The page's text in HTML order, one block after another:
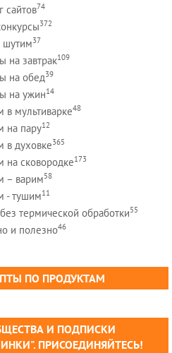
сайтов74
372
шутим37
на завтрак109
на обед39
на ужин14
в мультиварке48
на пару12
в духовке365
на сковородке173
– варим58
- тушим11
термической обработки55
и полезно46
ПО ПРОДУКТАМ
И ПОДПИСКИ
ПРИСОЕДИНЯЙТЕСЬ!